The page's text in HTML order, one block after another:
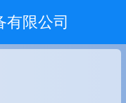
有限公司